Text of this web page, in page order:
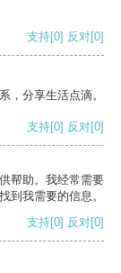
支持[0] 反对[0]
，分享生活点滴。
支持[0] 反对[0]
帮助。我经常需要
到我需要的信息。
支持[0] 反对[0]